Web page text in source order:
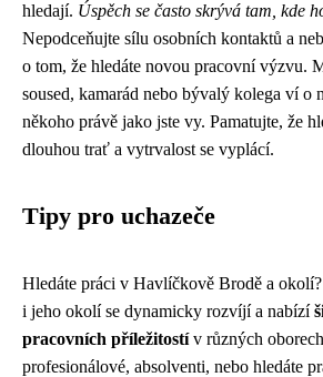
hledají. Úspěch se často skrývá tam, kde
Nepodceňujte sílu osobních kontaktů a
o tom, že hledáte novou pracovní výzvu.
soused, kamarád nebo bývalý kolega ví o
někoho právě jako jste vy. Pamatujte, že
dlouhou trať a vytrvalost se vyplácí.
Tipy pro uchazeče
Hledáte práci v Havlíčkově Brodě a
i jeho okolí se dynamicky rozvíjí a nabízí
pracovních příležitostív různých
profesionálové, absolventi, nebo hledáte